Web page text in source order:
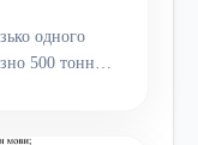
одного
500 тонн…